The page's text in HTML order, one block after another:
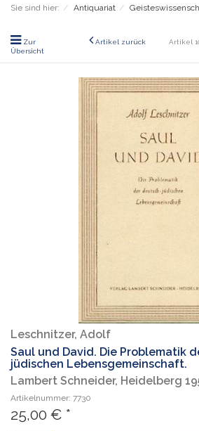
Sie sind hier: Antiquariat
Zur
Übersicht
Artikel zurück Artikel
Leschnitzer, Adolf
Saul und David. Die Problematik
jüdischen Lebensgemeinschaft.
Lambert Schneider, Heidelberg
Artikelnummer: 7730
25,00 € *